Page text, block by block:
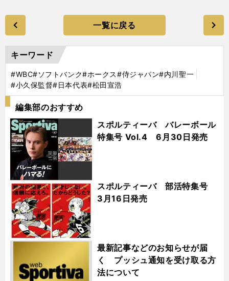
一覧に戻る
キーワード
#WBC#ソフトバンク#ホークス#侍ジャパン#内川聖一
#小久保監督#日本代表#松田宣浩
編集部のおすすめ
スポルティーバ バレーボール
特集号 Vol.4 6月30日発売
スポルティーバ 部活特集号
3月16日発売
最新記事などのお知らせが届
く プッシュ通知を受け取る方
法について